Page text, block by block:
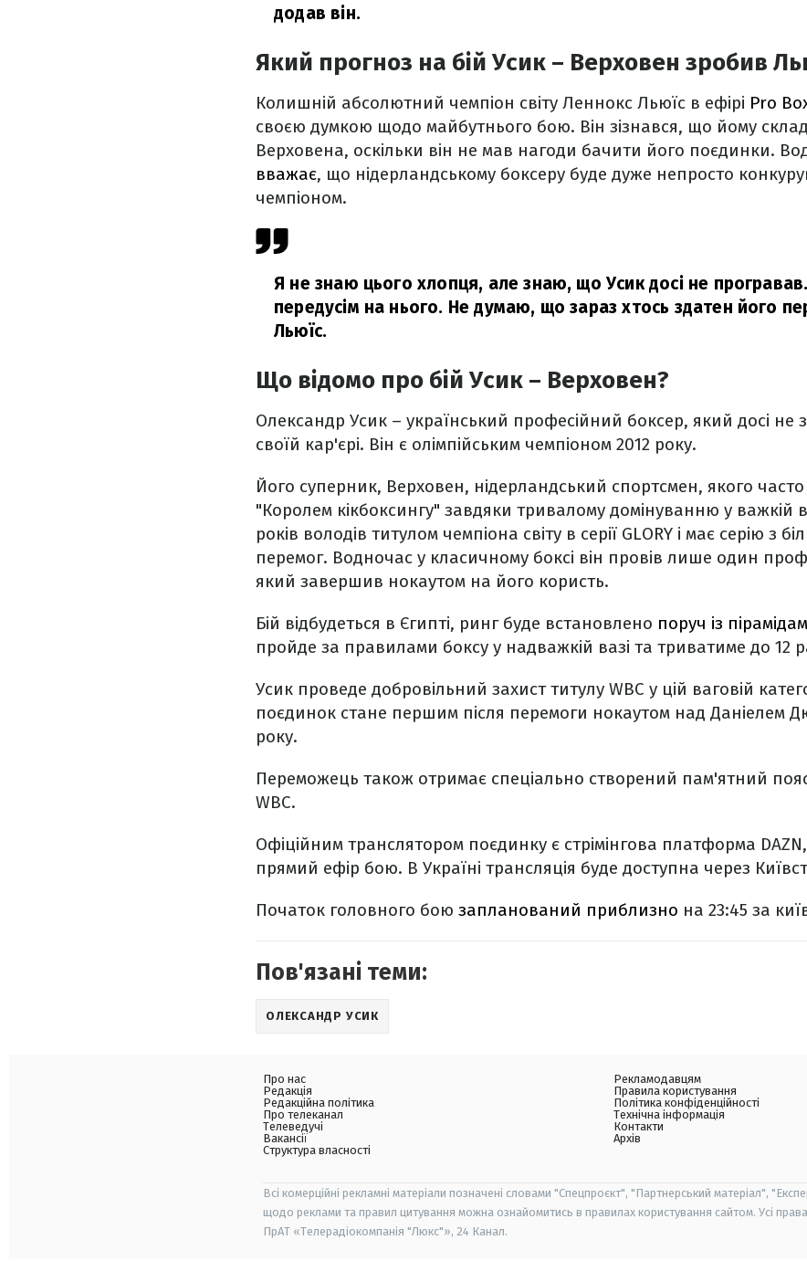
додав він.
Який прогноз на бій Усик – Верховен зробив
Колишній абсолютний чемпіон світу Леннокс Льюїс в ефірі Pro
своєю думкою щодо майбутнього бою. Він зізнався, що йому
Верховена, оскільки він не мав нагоди бачити його поєдинки.
вважає, що нідерландському боксеру буде дуже непросто
чемпіоном.
Я не знаю цього хлопця, але знаю, що Усик досі не
передусім на нього. Не думаю, що зараз хтось здатен його
Льюїс.
Що відомо про бій Усик – Верховен?
Олександр Усик – український професійний боксер, який досі не
своїй кар'єрі. Він є олімпійським чемпіоном 2012 року.
Його суперник, Верховен, нідерландський спортсмен, якого
"Королем кікбоксингу" завдяки тривалому домінуванню у важкій
років володів титулом чемпіона світу в серії GLORY і має серію з
перемог. Водночас у класичному боксі він провів лише один
який завершив нокаутом на його користь.
Бій відбудеться в Єгипті, ринг буде встановлено поруч із
пройде за правилами боксу у надважкій вазі та триватиме до 12
Усик проведе добровільний захист титулу WBC у цій ваговій
поєдинок стане першим після перемоги нокаутом над Даніелем
року.
Переможець також отримає спеціально створений пам'ятний
WBC.
Офіційним транслятором поєдинку є стрімінгова платформа
прямий ефір бою. В Україні трансляція буде доступна через
Початок головного бою запланований приблизно на 23:45 за
Пов'язані теми:
ОЛЕКСАНДР УСИК
Про нас
Редакція
Редакційна політика
Про телеканал
Телеведучі
Вакансії
Структура власності
Рекламодавцям
Правила користування
Політика конфіденційності
Технічна інформація
Контакти
Архів
Всі комерційні рекламні матеріали позначені словами "Спецпроєкт", "Партнерський матеріал",
щодо реклами та правил цитування можна ознайомитись в правилах користування сайтом. Усі
ПрАТ «Телерадіокомпанія "Люкс"», 24 Канал.